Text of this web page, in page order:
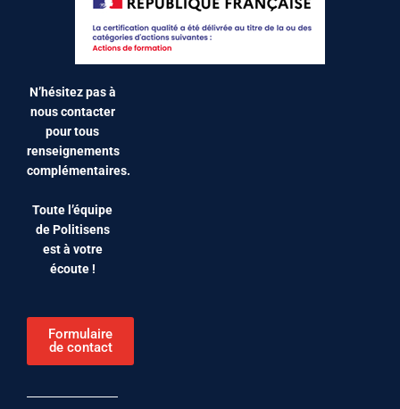
N’hésitez pas à
nous contacter
pour tous
renseignements
complémentaires.
Toute l’équipe
de Politisens
est à votre
écoute !
Formulaire
de contact